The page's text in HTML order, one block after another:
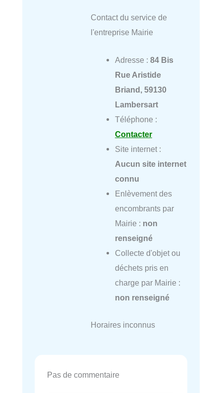
Contact du service de
l'entreprise Mairie
Adresse : 84 Bis
Rue Aristide
Briand, 59130
Lambersart
Téléphone :
Contacter
Site internet :
Aucun site internet
connu
Enlèvement des
encombrants par
Mairie : non
renseigné
Collecte d'objet ou
déchets pris en
charge par Mairie :
non renseigné
Horaires inconnus
Pas de commentaire